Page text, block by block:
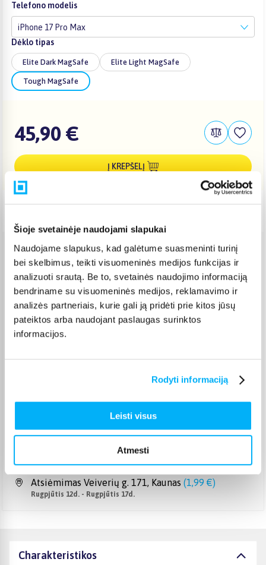
Šioje svetainėje naudojami slapukai
Naudojame slapukus, kad galėtume suasmeninti turinį
bei skelbimus, teikti visuomeninės medijos funkcijas ir
analizuoti srautą. Be to, svetainės naudojimo informaciją
bendriname su visuomeninės medijos, reklamavimo ir
analizės partneriais, kurie gali ją pridėti prie kitos jūsų
pateiktos arba naudojant paslaugas surinktos
informacijos.
Rodyti informaciją
Leisti visus
Atmesti
Telefono modelis
iPhone 17 Pro Max
Dėklo tipas
Elite Dark MagSafe Elite Light MagSafe
Tough MagSafe
45,90 €
Į KREPŠELĮ
Venipak paštomatas 2,39 € )
Pristato ir šeštadienį
Rugpjūtis 11d. - Rugpjūtis 14d.
Rugpjūtis 12d. - Rugpjūtis 17d.
Omniva paštomatas
Pristato ir šeštadienį
3,99 €
Rugpjūtis 11d. - Rugpjūtis 14d.
Atsiėmimas Veiverių g. 171, Kaunas (1,99 €)
Rugpjūtis 12d. - Rugpjūtis 17d.
Charakteristikos